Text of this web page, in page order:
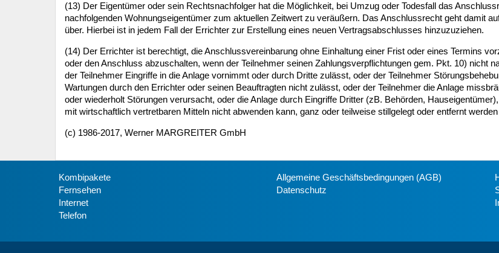
(13) Der Eigentümer oder sein Rechtsnachfolger hat die Möglichkeit, bei Umzug oder Todesfall das
nachfolgenden Wohnungseigentümer zum aktuellen Zeitwert zu veräußern. Das Anschlussrecht geht damit
über. Hierbei ist in jedem Fall der Errichter zur Erstellung eines neuen Vertragsabschlusses hinzuzuziehen.
(14) Der Errichter ist berechtigt, die Anschlussvereinbarung ohne Einhaltung einer Frist oder eines Termins
oder den Anschluss abzuschalten, wenn der Teilnehmer seinen Zahlungsverpflichtungen gem. Pkt. 10) nicht
der Teilnehmer Eingriffe in die Anlage vornimmt oder durch Dritte zulässt, oder der Teilnehmer
Wartungen durch den Errichter oder seinen Beauftragten nicht zulässt, oder der Teilnehmer die Anlage
oder wiederholt Störungen verursacht, oder die Anlage durch Eingriffe Dritter (zB. Behörden,
mit wirtschaftlich vertretbaren Mitteln nicht abwenden kann, ganz oder teilweise stillgelegt oder entfernt
(c) 1986-2017, Werner MARGREITER GmbH
Kombipakete
Fernsehen
Internet
Telefon
Allgemeine Geschäftsbedingungen (AGB)
Datenschutz